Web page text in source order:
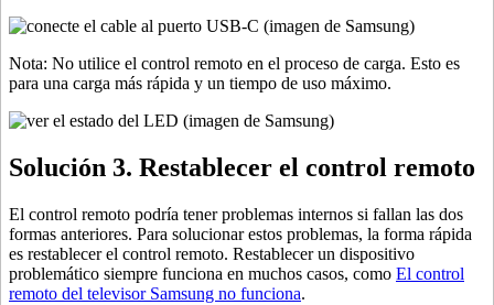
Nota: No utilice el control remoto en el proceso de carga. Esto es
para una carga más rápida y un tiempo de uso máximo.
Solución 3. Restablecer el control remoto
El control remoto podría tener problemas internos si fallan las dos
formas anteriores. Para solucionar estos problemas, la forma rápida
es restablecer el control remoto. Restablecer un dispositivo
problemático siempre funciona en muchos casos, como El control
remoto del televisor Samsung no funciona.